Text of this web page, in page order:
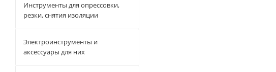
Инструменты для опрессовки,
резки, снятия изоляции
Электроинструменты и
аксессуары для них